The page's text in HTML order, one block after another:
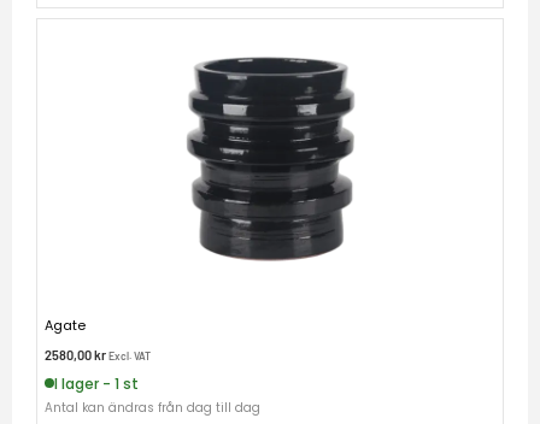
Agate
2580,00krExcl. VAT
I lager - 1 st
Antal kan ändras från dag till dag